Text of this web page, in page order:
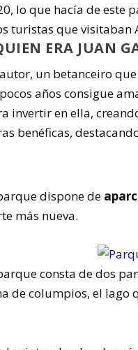
lo que hacía de este
turistas que visitaban
ERA JUAN
un betanceiro
años consigue
invertir en ella,
benéficas,
dispone de
más nueva.
consta de dos
de columpios, el lago